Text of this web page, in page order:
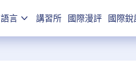
語言 講習所 國際漫評 國際銳